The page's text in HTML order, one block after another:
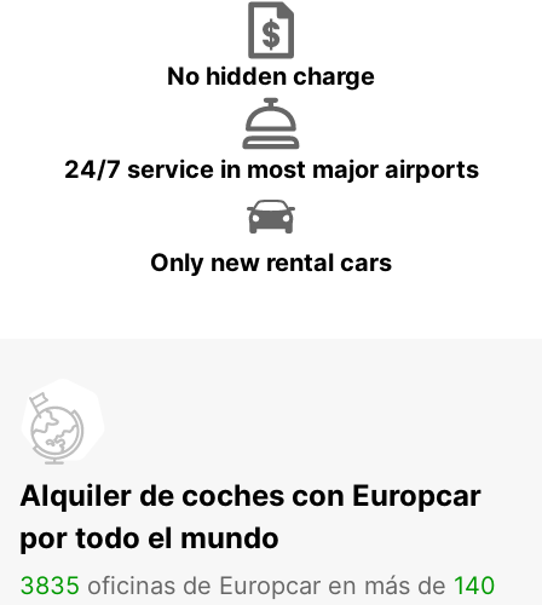
No hidden charge
24/7 service in most major airports
Only new rental cars
Alquiler de coches con Europcar
por todo el mundo
3835 oficinas de Europcar en más de 140